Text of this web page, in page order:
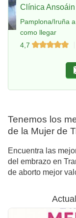
Clínica Ansoáin
Pamplona/Iruña
como llegar
4,7
Tenemos los
de la Mujer de
Encuentra las
del embrazo en
de aborto mejor